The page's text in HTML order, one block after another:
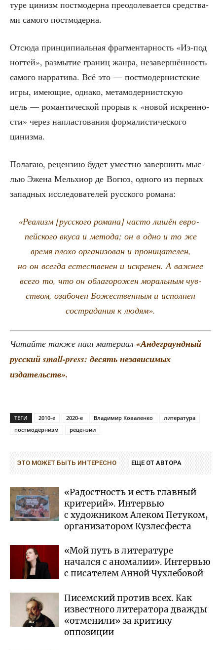
ту­ре цинизм пост­мо­дер­на пре­одо­ле­ва­ет­ся сред­ства­
ми само­го постмодерна.
Отсю­да прин­ци­пи­аль­ная фраг­мен­тар­ность «Из-под
ног­тей», раз­мы­тие гра­ниц жан­ра, неза­вер­шён­ность
само­го нар­ра­ти­ва. Всё это — пост­мо­дер­нист­ские
игры, име­ю­щие, одна­ко, мета­мо­дер­нист­скую
цель — роман­ти­че­ской про­рыв к «новой искрен­но­
сти» через напла­сто­ва­ния фор­ма­ли­сти­че­ско­го
цинизма.
Пола­гаю, рецен­зию будет умест­но завер­шить мыс­
лью Эже­на Мель­хи­ор де Вогюэ, одно­го из пер­вых
запад­ных иссле­до­ва­те­лей рус­ско­го романа:
«Реа­лизм [рус­ско­го рома­на] часто лишён евро­
пей­ско­го вку­са и мето­да; он в одно и то же
вре­мя пло­хо орга­ни­зо­ван и про­ни­ца­те­лен,
но он все­гда есте­стве­нен и искре­нен. А важ­нее
все­го то, что он обла­го­ро­жен мораль­ным чув­
ством, оза­бо­чен Боже­ствен­ным и испол­нен
состра­да­ния к людям».
Читай­те так­же наш мате­ри­ал «Анде­гра­унд­ный
рус­ский small-press: десять неза­ви­си­мых
издательств».
ТЕГИ 2010-е 2020-е Владимир Коваленко
литература
постмодернизм
рецензии
ЭТО МОЖЕТ БЫТЬ ИНТЕРЕСНО ЕЩЕ ОТ АВТОРА
«Радостность и есть главный
критерий». Интервью
с художником Алеком Петуком,
организатором Кузлесфеста
«Мой путь в литературе
начался с аномалии». Интервью
с писателем Анной Чухлебовой
Писемский против всех. Как
известного литератора дважды
«отменили» за критику
оппозиции